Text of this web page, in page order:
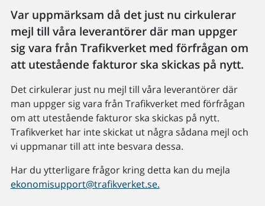
Var uppmärksam då det just nu cirkulerar
mejl till våra leverantörer där man uppger
sig vara från Trafikverket med förfrågan om
att utestående fakturor ska skickas på nytt.
Det cirkulerar just nu mejl till våra leverantörer där
man uppger sig vara från Trafikverket med förfrågan
om att utestående fakturor ska skickas på nytt.
Trafikverket har inte skickat ut några sådana mejl och
vi uppmanar till att inte besvara dessa.
Har du ytterligare frågor kring detta kan du mejla
ekonomisupport@trafikverket.se.